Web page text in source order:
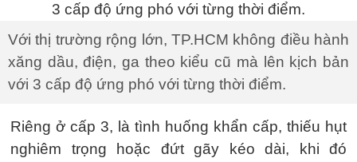
Với thị trường rộng lớn, TP.HCM không điều hành
xăng dầu, điện, ga theo kiểu cũ mà lên kịch bản
với 3 cấp độ ứng phó với từng thời điểm.
Riêng ở cấp 3, là tình huống khẩn cấp, thiếu hụt
nghiêm trọng hoặc đứt gãy kéo dài, khi đó